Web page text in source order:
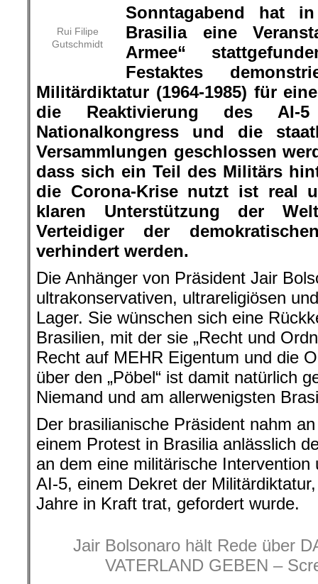
Rui Filipe
Gutschmidt
Sonntagabend hat
Brasilia eine
Armee“
Festaktes
Militärdiktatur (1964-1985) für
die Reaktivierung des AI-
Nationalkongress und die
Versammlungen geschlossen
dass sich ein Teil des Militärs
die Corona-Krise nutzt ist real
klaren Unterstützung der
Verteidiger der
verhindert werden.
Die Anhänger von Präsident Jair
ultrakonservativen, ultrareligiösen
Lager. Sie wünschen sich eine
Brasilien, mit der sie „Recht und
Recht auf MEHR Eigentum und die
über den „Pöbel“ ist damit natürlich
Niemand und am allerwenigsten
Der brasilianische Präsident nahm
einem Protest in Brasilia anlässlich
an dem eine militärische
AI-5, einem Dekret der
Jahre in Kraft trat, gefordert wurde.
Jair Bolsonaro hält Rede über
VATERLAND GEBEN –